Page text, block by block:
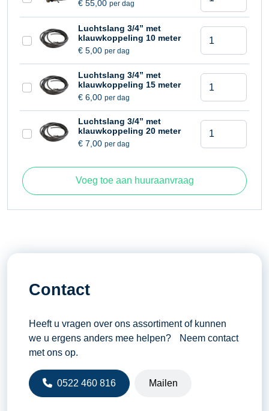
€55,00 per dag
kg
Luchtslang 3/4” met
klauwkoppeling 10 meter
€5,00 per dag
kg
aantal
Luchtslang 3/4” met
klauwkoppeling 15 meter
€6,00 per dag
21
kg
aantal
Luchtslang 3/4” met
klauwkoppeling 20 meter
€7,00 per dag
aantal
Voeg toe aan huuraanvraag
Contact
Heeft u vragen over ons assortiment of kunnen
we u ergens anders mee helpen? Neem contact
met ons op.
0522 460 816 Mailen